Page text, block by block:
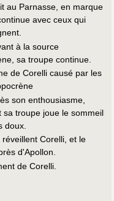
au Parnasse, en marque
avec ceux qui
à la source
sa troupe continue.
de Corelli causé par les
son enthousiasme,
sa troupe joue le sommeil
doux.
réveillent Corelli, et le
d'Apollon.
de Corelli.